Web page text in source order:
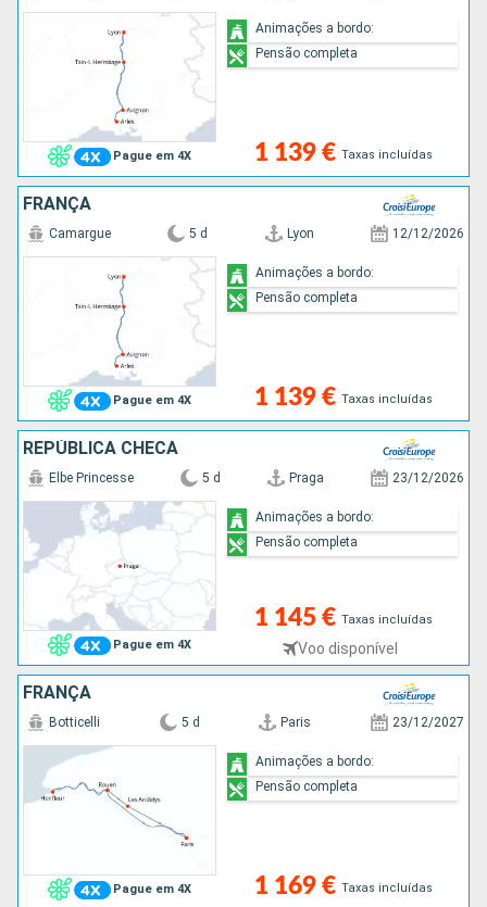
Pague em 4X 1 139 € Taxas incluídas
Animações a bordo:
Pensão completa
FRANÇA
Pague em 4X
Camargue 5 d Lyon 12/12/2026
1 139 € Taxas incluídas
Animações a bordo:
Pensão completa
REPÚBLICA CHECA
Pague em 4X
Elbe Princesse 5 d Praga 23/12/2026
1 145 € Taxas incluídas
Voo disponível
Animações a bordo:
Pensão completa
FRANÇA
Pague em 4X
Botticelli 5 d Paris 23/12/2027
1 169 € Taxas incluídas
Animações a bordo:
Pensão completa